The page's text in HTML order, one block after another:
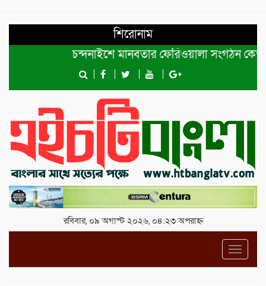
শিরোনাম
চন্দনাইশে মানবতার ফেরিওয়ালা সংগঠন কেন্দ্রীয়
রবিবার, ০৯ অগাস্ট ২০২৬, ০৪:২৩ অপরাহ্ন